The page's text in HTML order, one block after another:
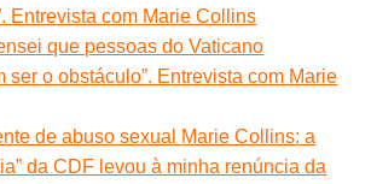
Entrevista com Marie Collins
que pessoas do Vaticano
ser o obstáculo”. Entrevista com Marie
de abuso sexual Marie Collins: a
da CDF levou à minha renúncia da